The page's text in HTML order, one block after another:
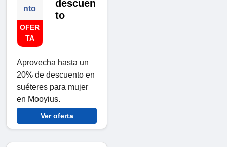
nto
OFER
TA
descuen
to
Aprovecha hasta un
20% de descuento en
suéteres para mujer
en Mooyius.
Ver oferta